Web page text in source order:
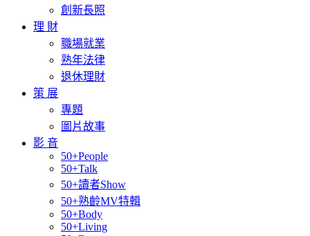
創新長照
理 財
職場就業
熟年法律
退休理財
策 展
專題
圖片故事
影 音
50+People
50+Talk
50+讀者Show
50+熟齡MV特輯
50+Body
50+Living